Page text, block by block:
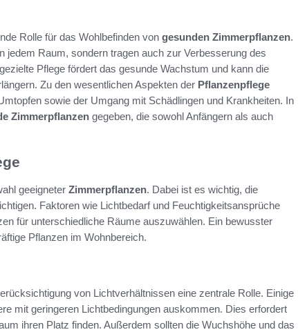
Rolle für das Wohlbefinden von gesunden Zimmerpflanzen.
jedem Raum, sondern tragen auch zur Verbesserung des
Pflege fördert das gesunde Wachstum und kann die
Zu den wesentlichen Aspekten der Pflanzenpflege
sowie der Umgang mit Schädlingen und Krankheiten. In
Zimmerpflanzen gegeben, die sowohl Anfängern als auch
geeigneter Zimmerpflanzen. Dabei ist es wichtig, die
Faktoren wie Lichtbedarf und Feuchtigkeitsansprüche
für unterschiedliche Räume auszuwählen. Ein bewusster
Pflanzen im Wohnbereich.
von Lichtverhältnissen eine zentrale Rolle. Einige
mit geringeren Lichtbedingungen auskommen. Dies erfordert
ihren Platz finden. Außerdem sollten die Wuchshöhe und das